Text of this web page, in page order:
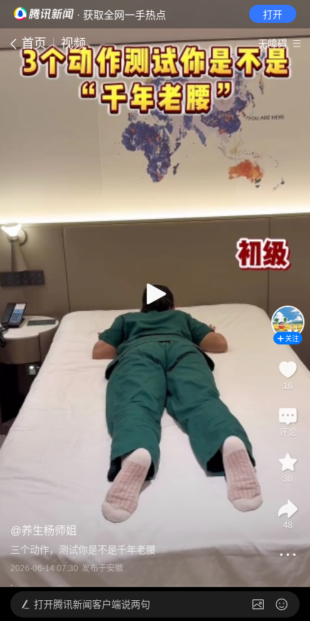
· 获取全网一手热点 打开
首页 视频 无障碍
@养生杨师姐
三个动作，测试你是不是千年老腰
2026-06-14 07:30 发布于安徽
关注
16
评论
38
48
打开腾讯新闻客户端说两句